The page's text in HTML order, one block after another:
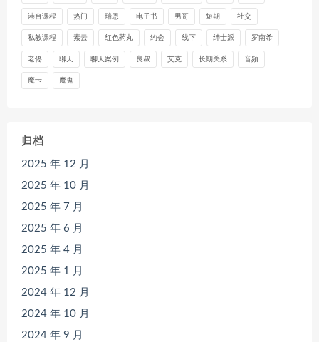
港台课程 热门 瑞恩 电子书 男哥 短期 社交
私教课程 素云 红色药丸 约会 线下 绅士派 罗南希
老佟 聊天 聊天案例 良叔 艾克 长期关系 音频
魔卡 魔鬼
归档
2025 年 12 月
2025 年 10 月
2025 年 7 月
2025 年 6 月
2025 年 4 月
2025 年 1 月
2024 年 12 月
2024 年 10 月
2024 年 9 月